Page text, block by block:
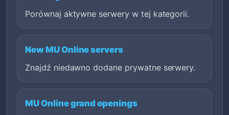
Porównaj aktywne serwery w tej kategorii.
New MU Online servers
Znajdź niedawno dodane prywatne serwery.
MU Online grand openings